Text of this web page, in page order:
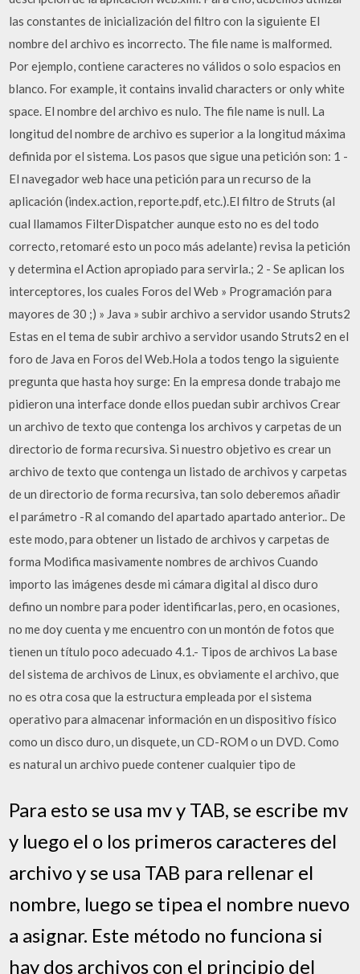
las constantes de inicialización del filtro con la siguiente El
nombre del archivo es incorrecto. The file name is malformed.
Por ejemplo, contiene caracteres no válidos o solo espacios en
blanco. For example, it contains invalid characters or only white
space. El nombre del archivo es nulo. The file name is null. La
longitud del nombre de archivo es superior a la longitud máxima
definida por el sistema. Los pasos que sigue una petición son: 1 -
El navegador web hace una petición para un recurso de la
aplicación (index.action, reporte.pdf, etc.).El filtro de Struts (al
cual llamamos FilterDispatcher aunque esto no es del todo
correcto, retomaré esto un poco más adelante) revisa la petición
y determina el Action apropiado para servirla.; 2 - Se aplican los
interceptores, los cuales Foros del Web » Programación para
mayores de 30 ;) » Java » subir archivo a servidor usando Struts2
Estas en el tema de subir archivo a servidor usando Struts2 en el
foro de Java en Foros del Web.Hola a todos tengo la siguiente
pregunta que hasta hoy surge: En la empresa donde trabajo me
pidieron una interface donde ellos puedan subir archivos Crear
un archivo de texto que contenga los archivos y carpetas de un
directorio de forma recursiva. Si nuestro objetivo es crear un
archivo de texto que contenga un listado de archivos y carpetas
de un directorio de forma recursiva, tan solo deberemos añadir
el parámetro -R al comando del apartado apartado anterior.. De
este modo, para obtener un listado de archivos y carpetas de
forma Modifica masivamente nombres de archivos Cuando
importo las imágenes desde mi cámara digital al disco duro
defino un nombre para poder identificarlas, pero, en ocasiones,
no me doy cuenta y me encuentro con un montón de fotos que
tienen un título poco adecuado 4.1.- Tipos de archivos La base
del sistema de archivos de Linux, es obviamente el archivo, que
no es otra cosa que la estructura empleada por el sistema
operativo para almacenar información en un dispositivo físico
como un disco duro, un disquete, un CD-ROM o un DVD. Como
es natural un archivo puede contener cualquier tipo de
Para esto se usa mv y TAB, se escribe mv
y luego el o los primeros caracteres del
archivo y se usa TAB para rellenar el
nombre, luego se tipea el nombre nuevo
a asignar. Este método no funciona si
hay dos archivos con el principio del